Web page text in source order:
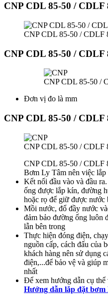
CNP CDL 85-50 /
CNP CDL 85-50 / CDLF
CNP CDL 85-50 /
CNP CDL 85-50 /
Đơn vị đo là mm
CNP CDL 85-50 /
CNP CDL 85-50 / CDLF
CNP CDL 85-50 / CDLF
Bơm Ly Tâm nên việc lắp
Kết nối đầu vào và đầu
ống được lắp kín, đường
hoặc rọ để giữ được nước
Mồi nước, đổ đầy nước
đảm bảo đường ống luôn
lẫn bên trong
Thực hiện đóng điện,
nguồn cấp, cách đấu của
khách hàng nên sử dụng
điện,...để bảo vệ và giúp
nhất
Để xem hướng dẫn cụ
Hướng dẫn lắp đặt bơm